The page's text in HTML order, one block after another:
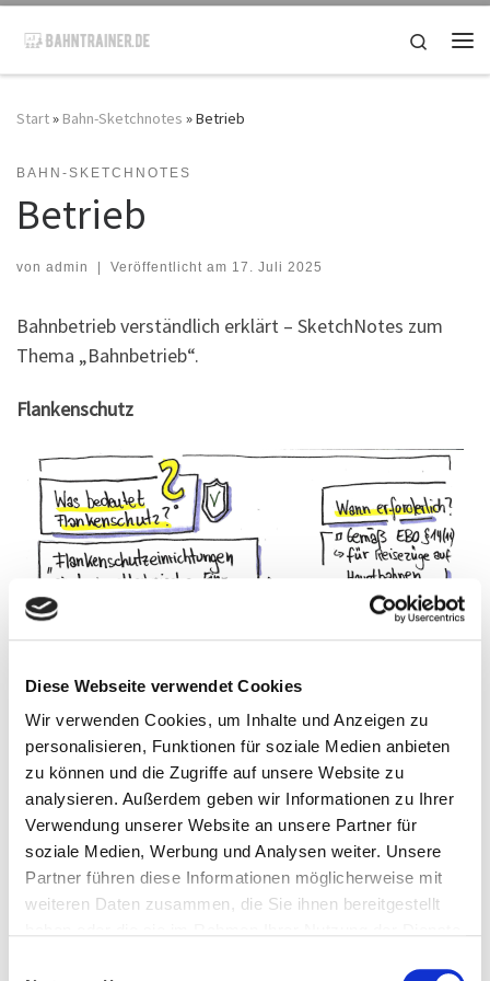
Diese Webseite verwendet Cookies
Wir verwenden Cookies, um Inhalte und Anzeigen zu
personalisieren, Funktionen für soziale Medien anbieten
zu können und die Zugriffe auf unsere Website zu
analysieren. Außerdem geben wir Informationen zu Ihrer
Verwendung unserer Website an unsere Partner für
soziale Medien, Werbung und Analysen weiter. Unsere
Partner führen diese Informationen möglicherweise mit
weiteren Daten zusammen, die Sie ihnen bereitgestellt
Zum Inhalt springen
Search
Start» Bahn-Sketchnotes »Betrieb
BAHN-SKETCHNOTES
Betrieb
von admin | Veröffentlicht am 17. Juli 2025
Bahnbetrieb verständlich erklärt – SketchNotes zum
Thema „Bahnbetrieb“.
Flankenschutz